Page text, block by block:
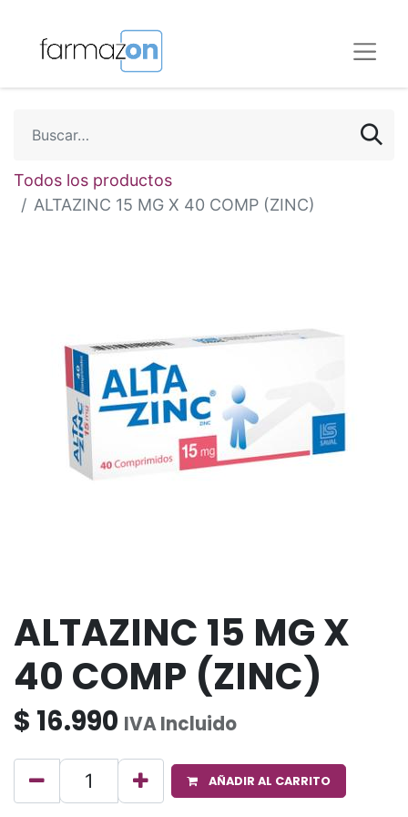
Todos los productos
ALTAZINC 15 MG X 40 COMP (ZINC)
ALTAZINC 15 MG X
40 COMP (ZINC)
$ 16.990 IVA Incluido
AÑADIR AL CARRITO